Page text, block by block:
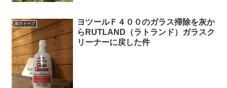
薪ストーブ
ヨツールＦ４００のガラス掃除を灰か
らRUTLAND（ラトランド）ガラスク
リーナーに戻した件